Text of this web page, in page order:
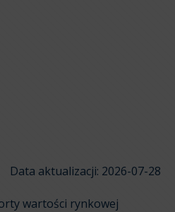
Data aktualizacji: 2026-07-28
wartości rynkowej